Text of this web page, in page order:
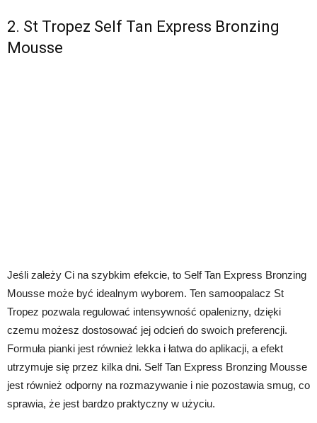
2. St Tropez Self Tan Express Bronzing
Mousse
Jeśli zależy Ci na szybkim efekcie, to Self Tan Express Bronzing
Mousse może być idealnym wyborem. Ten samoopalacz St
Tropez pozwala regulować intensywność opalenizny, dzięki
czemu możesz dostosować jej odcień do swoich preferencji.
Formuła pianki jest również lekka i łatwa do aplikacji, a efekt
utrzymuje się przez kilka dni. Self Tan Express Bronzing Mousse
jest również odporny na rozmazywanie i nie pozostawia smug, co
sprawia, że jest bardzo praktyczny w użyciu.